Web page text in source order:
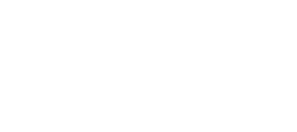
給付費請求、請求書・明細書などの帳票出力
実績情報入力、請求事務、帳票作成